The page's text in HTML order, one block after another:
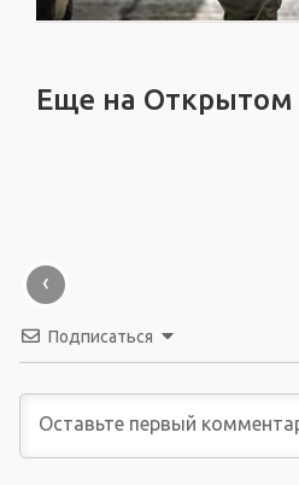
Еще на Открытом
‹
Подписаться